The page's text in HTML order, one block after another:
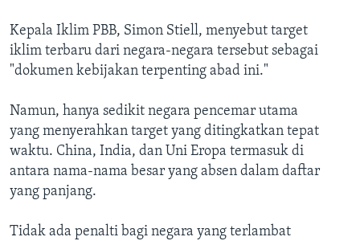
Kepala Iklim PBB, Simon Stiell, menyebut target
iklim terbaru dari negara-negara tersebut sebagai
"dokumen kebijakan terpenting abad ini."
Namun, hanya sedikit negara pencemar utama
yang menyerahkan target yang ditingkatkan tepat
waktu. China, India, dan Uni Eropa termasuk di
antara nama-nama besar yang absen dalam daftar
yang panjang.
Tidak ada penalti bagi negara yang terlambat